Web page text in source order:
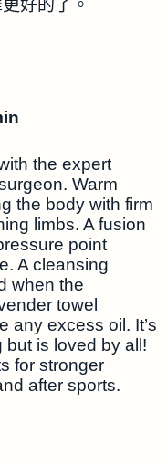
好的了。
the expert
Warm
the body with firm
limbs. A fusion
point
A cleansing
when the
towel
any excess oil. It’s
is loved by all!
for stronger
after sports.